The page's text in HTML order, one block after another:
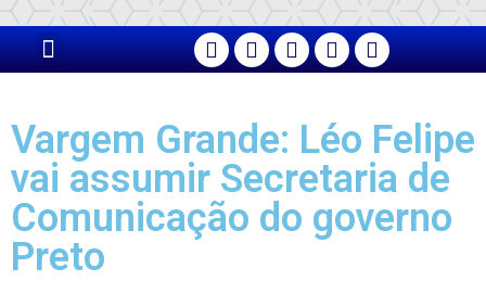
Vargem Grande: Léo Felipe
vai assumir Secretaria de
Comunicação do governo
Preto